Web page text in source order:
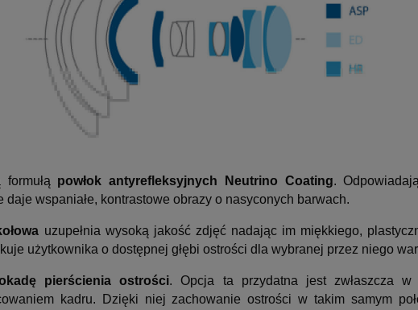
powłok antyrefleksyjnych Neutrino Coating.
wspaniałe, kontrastowe obrazy o nasyconych barwach.
uzupełnia wysoką jakość zdjęć nadając im miękkiego,
użytkownika o dostępnej głębi ostrości dla wybranej przez niego
pierścienia ostrości. Opcja ta przydatna jest zwłaszcza w
kadru. Dzięki niej zachowanie ostrości w takim samym